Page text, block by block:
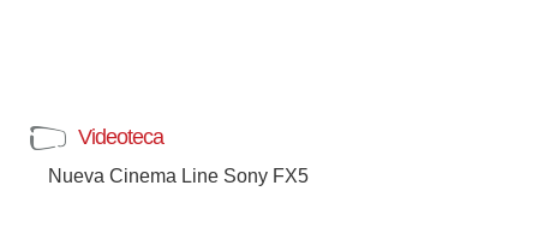
Videoteca
Nueva Cinema Line Sony FX5